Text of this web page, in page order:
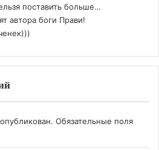
поставить больше…
автора боги Прави!
Обязательные поля